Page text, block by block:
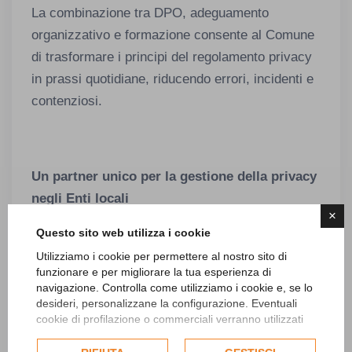
×
Questo sito web utilizza i cookie
Utilizziamo i cookie per permettere al nostro sito di
funzionare e per migliorare la tua esperienza di
navigazione. Controlla come utilizziamo i cookie e, se lo
desideri, personalizzane la configurazione. Eventuali
cookie di profilazione o commerciali verranno utilizzati
La combinazione tra DPO, adeguamento
organizzativo e formazione consente al Comune
di trasformare i principi del regolamento privacy
in prassi quotidiane, riducendo errori, incidenti e
contenziosi.
Un partner unico per la gestione della privacy
negli Enti locali
Scegliere Studio Sigaudo significa avere un
interlocutore unico per tutti i principali fronti della
privacy negli Enti locali:
Adeguamento al GDPR e al regolamento
UE 2016-679, con revisione di processi,